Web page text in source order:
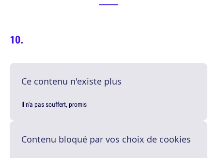
Ce contenu n'existe plus
Il n'a pas souffert, promis
Contenu bloqué par vos choix de cookies